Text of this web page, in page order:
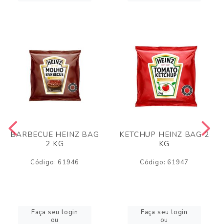
BARBECUE HEINZ BAG
2 KG
Código: 61946
Faça seu login
ou
KETCHUP HEINZ BAG 2
KG
Código: 61947
Faça seu login
ou